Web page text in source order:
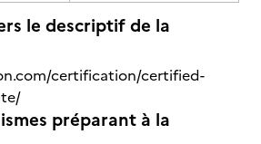
le descriptif de la
certification/certified-
préparant à la